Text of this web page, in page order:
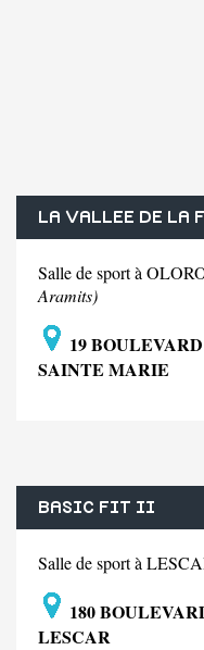
LA VALLEE DE LA
Salle de sport à
Aramits)
19
SAINTE MARIE
BASIC FIT II
Salle de sport à
180
LESCAR